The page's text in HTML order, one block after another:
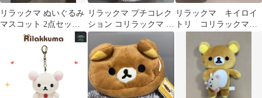
リラックマ ぬいぐるみ
マスコット 2点セット
未開封
リラックマ プチコレク
ション コリラックマ 蜂
マスコット
リラックマ キイロイ
トリ コリラックマ